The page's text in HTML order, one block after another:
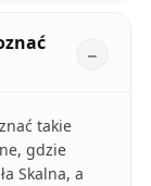
takie
gdzie
Skalna, a